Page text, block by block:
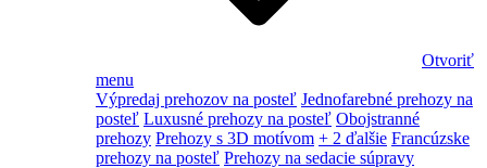
Otvoriť
menu
Výpredaj prehozov na posteľ Jednofarebné prehozy na
posteľ Luxusné prehozy na posteľ Obojstranné
prehozy Prehozy s 3D motívom + 2 ďalšie Francúzske
prehozy na posteľ Prehozy na sedacie súpravy